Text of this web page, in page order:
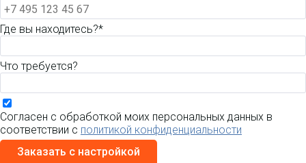
Где вы находитесь?*
Что требуется?
Согласен с обработкой моих персональных данных в
соответствии с политикой конфиденциальности
Заказать с настройкой